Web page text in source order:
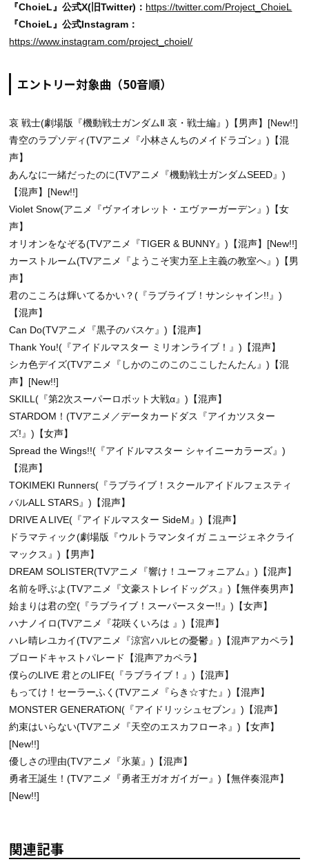
『ChoieL』公式X(旧Twitter)： https://twitter.com/Project_ChoieL
『ChoieL』公式Instagram：
https://www.instagram.com/project_choiel/
エントリー対象曲（50音順）
哀 戦士(劇場版『機動戦士ガンダムⅡ 哀・戦士編』)【男声】[New!!]
青空のラプソディ(TVアニメ『小林さんちのメイドラゴン』)【混
声】
あんなに一緒だったのに(TVアニメ『機動戦士ガンダムSEED』)
【混声】[New!!]
Violet Snow(アニメ『ヴァイオレット・エヴァーガーデン』)【女
声】
オリオンをなぞる(TVアニメ『TIGER & BUNNY』)【混声】[New!!]
カーストルーム(TVアニメ『ようこそ実力至上主義の教室へ』)【男
声】
君のこころは輝いてるかい？(『ラブライブ！サンシャイン!!』)
【混声】
Can Do(TVアニメ『黒子のバスケ』)【混声】
Thank You!(『アイドルマスター ミリオンライブ！』)【混声】
シカ色デイズ(TVアニメ『しかのこのこのここしたんたん』)【混
声】[New!!]
SKILL(『第2次スーパーロボット大戦α』)【混声】
STARDOM！(TVアニメ／データカードダス『アイカツスター
ズ!』)【女声】
Spread the Wings!!(『アイドルマスター シャイニーカラーズ』)
【混声】
TOKIMEKI Runners(『ラブライブ！スクールアイドルフェスティ
バルALL STARS』)【混声】
DRIVE A LIVE(『アイドルマスター SideM』)【混声】
ドラマティック(劇場版『ウルトラマンタイガ ニュージェネクライ
マックス』)【男声】
DREAM SOLISTER(TVアニメ『響け！ユーフォニアム』)【混声】
名前を呼ぶよ(TVアニメ『文豪ストレイドッグス』)【無伴奏男声】
始まりは君の空(『ラブライブ！スーパースター!!』)【女声】
ハナノイロ(TVアニメ『花咲くいろは 』)【混声】
ハレ晴レユカイ(TVアニメ『涼宮ハルヒの憂鬱』)【混声アカペラ】
ブロードキャストパレード【混声アカペラ】
僕らのLIVE 君とのLIFE(『ラブライブ！』)【混声】
もってけ！セーラーふく(TVアニメ『らき☆すた』)【混声】
MONSTER GENERATiON(『アイドリッシュセブン』)【混声】
約束はいらない(TVアニメ『天空のエスカフローネ』)【女声】
[New!!]
優しさの理由(TVアニメ『氷菓』)【混声】
勇者王誕生！(TVアニメ『勇者王ガオガイガー』)【無伴奏混声】
[New!!]
関連記事